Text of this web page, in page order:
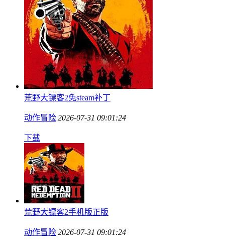
荒野大镖客2免steam补丁
动作冒险2026-07-31 09:01:24
下载
荒野大镖客2手机版正版
动作冒险2026-07-31 09:01:24